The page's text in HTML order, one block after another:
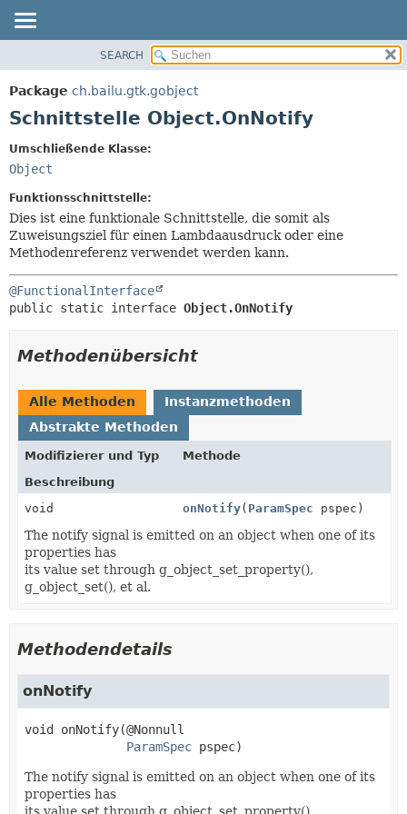
PACKAGE
KLASSE
HILFE
KONSTRUKTOR
FELD
KONSTRUKTOR
METHODE
SEARCH
Package ch.bailu.gtk.gobject
Schnittstelle Object.OnNotify
Umschließende Klasse:
Object
Funktionsschnittstelle:
Dies ist eine funktionale Schnittstelle, die somit als
Zuweisungsziel für einen Lambdaausdruck oder eine
Methodenreferenz verwendet werden kann.
@FunctionalInterface
public static interface Object.OnNotify
Methodenübersicht
Alle Methoden
Instanzmethoden
Abstrakte Methoden
Modifizierer und Typ
Methode
Beschreibung
void
onNotify( ParamSpec pspec)
The notify signal is emitted on an object when one of its
properties has
its value set through g_object_set_property(),
g_object_set(), et al.
Methodendetails
onNotify
void onNotify(@Nonnull
ParamSpec pspec)
The notify signal is emitted on an object when one of its
properties has
its value set through g_object_set_property(),